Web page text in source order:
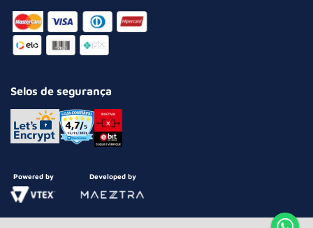
Selos de segurança
Powered by Developed by